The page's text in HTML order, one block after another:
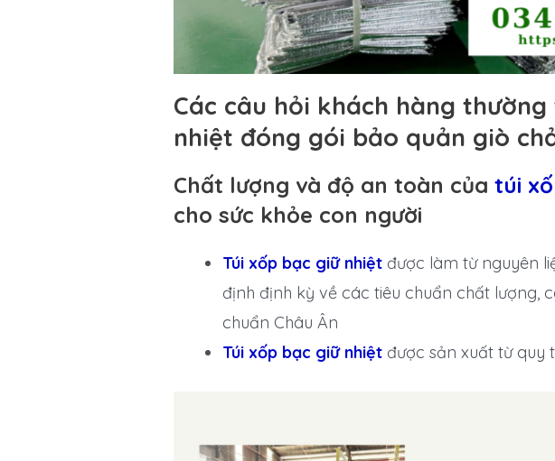
Các câu hỏi khách hàng
nhiệt đóng gói bảo quản giò
Chất lượng và độ an toàn củatúi
cho sức khỏe con người
Túi xốp bạc giữ nhiệt được làm từ nguyên
định định kỳ về các tiêu chuẩn chất lượng,
chuẩn Châu Ân
Túi xốp bạc giữ nhiệt được sản xuất từ quy